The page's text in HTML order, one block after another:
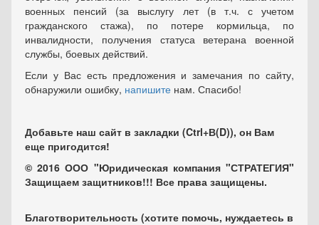
военных пенсий (за выслугу лет (в т.ч. с учетом
гражданского стажа), по потере кормильца, по
инвалидности, получения статуса ветерана военной
службы, боевых действий.
Если у Вас есть предложения и замечания по сайту,
обнаружили ошибку, напишите нам. Спасибо!
Добавьте наш сайт в закладки (Ctrl+В(D)), он Вам
еще пригодится!
© 2016 ООО "Юридическая компания "СТРАТЕГИЯ"
Защищаем защитников!!! Все права защищены.
Благотворительность (хотите помочь, нуждаетесь в